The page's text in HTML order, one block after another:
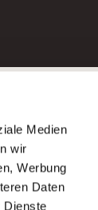
Medien
wir
Werbung
Daten
Dienste